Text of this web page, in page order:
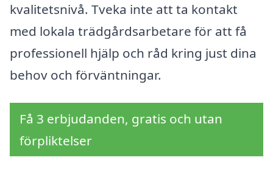
kvalitetsnivå. Tveka inte att ta kontakt
med lokala trädgårdsarbetare för att få
professionell hjälp och råd kring just dina
behov och förväntningar.
Få 3 erbjudanden, gratis och utan
förpliktelser